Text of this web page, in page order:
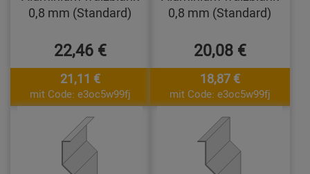
0,8 mm (Standard)
22,46 €
21,11 €
mit Code: e3oc5w99fj
0,8 mm (Standard)
20,08 €
18,87 €
mit Code: e3oc5w99fj